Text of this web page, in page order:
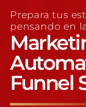
Prepara tus
pensando en
Funnel